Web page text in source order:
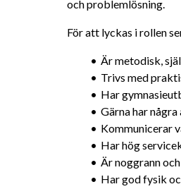
och problemlösning.
För att lyckas i rollen
Är metodisk,
Trivs med
Har
Gärna har
Kommunicerar
Har hög
Är noggrann
Har god fysik